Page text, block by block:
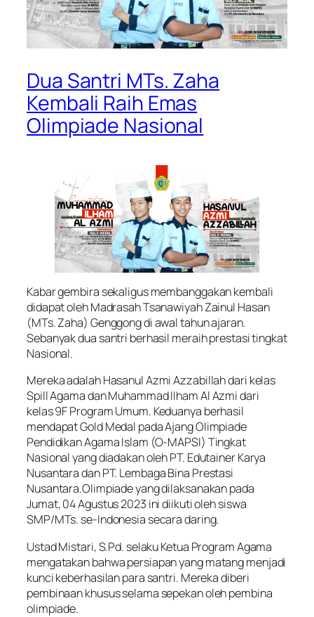
Dua Santri MTs. Zaha
Kembali Raih Emas
Olimpiade Nasional
Kabar gembira sekaligus membanggakan kembali
didapat oleh Madrasah Tsanawiyah Zainul Hasan
(MTs. Zaha) Genggong di awal tahun ajaran.
Sebanyak dua santri berhasil meraih prestasi tingkat
Nasional.
Mereka adalah Hasanul Azmi Azzabillah dari kelas
Spill Agama dan Muhammad Ilham Al Azmi dari
kelas 9F Program Umum. Keduanya berhasil
mendapat Gold Medal pada Ajang Olimpiade
Pendidikan Agama Islam (O-MAPSI) Tingkat
Nasional yang diadakan oleh PT. Edutainer Karya
Nusantara dan PT. Lembaga Bina Prestasi
Nusantara.Olimpiade yang dilaksanakan pada
Jumat, 04 Agustus 2023 ini diikuti oleh siswa
SMP/MTs. se-Indonesia secara daring.
Ustad Mistari, S.Pd. selaku Ketua Program Agama
mengatakan bahwa persiapan yang matang menjadi
kunci keberhasilan para santri. Mereka diberi
pembinaan khusus selama sepekan oleh pembina
olimpiade.